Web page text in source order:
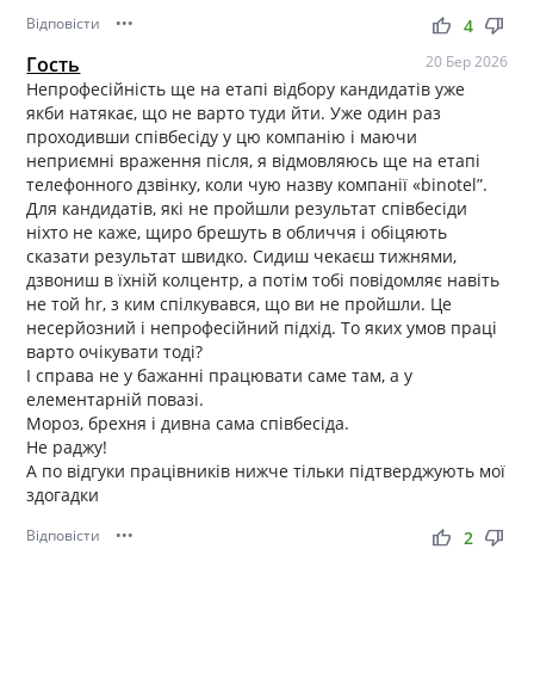
Відповісти ••• thumb_up thumb_down
4
Гость 20 Бер 2026
Непрофесійність ще на етапі відбору кандидатів уже
якби натякає, що не варто туди йти. Уже один раз
проходивши співбесіду у цю компанію і маючи
неприємні враження після, я відмовляюсь ще на етапі
телефонного дзвінку, коли чую назву компанії «binotel”.
Для кандидатів, які не пройшли результат співбесіди
ніхто не каже, щиро брешуть в обличчя і обіцяють
сказати результат швидко. Сидиш чекаєш тижнями,
дзвониш в їхній колцентр, а потім тобі повідомляє навіть
не той hr, з ким спілкувався, що ви не пройшли. Це
несерйозний і непрофесійний підхід. То яких умов праці
варто очікувати тоді?
І справа не у бажанні працювати саме там, а у
елементарній повазі.
Мороз, брехня і дивна сама співбесіда.
Не раджу!
А по відгуки працівників нижче тільки підтверджують мої
здогадки
Відповісти ••• thumb_up thumb_down
2